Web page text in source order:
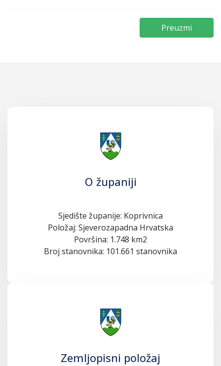
Preuzmi
O županiji
Sjedište županije: Koprivnica
Položaj: Sjeverozapadna Hrvatska
Površina: 1.748 km2
Broj stanovnika: 101.661 stanovnika
Zemljopisni položaj